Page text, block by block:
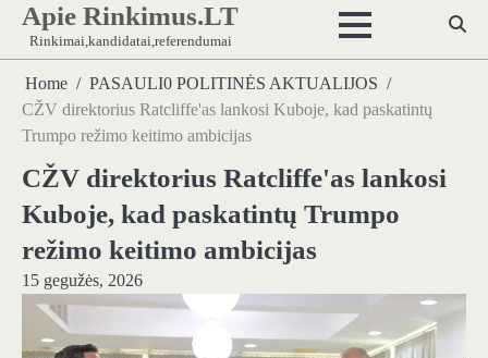
Skip
content
Apie Rinkimus.LT
Rinkimai,kandidatai,referendumai
Home
PASAULI0 POLITINĖS AKTUALIJOS
CŽV direktorius Ratcliffe'as lankosi Kuboje, kad paskatintų
Trumpo režimo keitimo ambicijas
CŽV direktorius Ratcliffe'as lankosi
Kuboje, kad paskatintų Trumpo
režimo keitimo ambicijas
15 gegužės, 2026